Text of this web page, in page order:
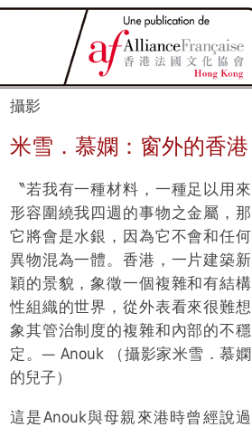
攝影
米雪．慕嫻：窗外的香港
〝若我有一種材料，一種足以用來
形容圍繞我四週的事物之金屬，那
它將會是水銀，因為它不會和任何
異物混為一體。香港，一片建築新
穎的景貌，象徵一個複雜和有結構
性組織的世界，從外表看來很難想
象其管治制度的複雜和內部的不穩
定。— Anouk （攝影家米雪．慕嫻
的兒子）
這是Anouk與母親來港時曾經說過